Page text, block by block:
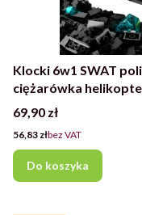
Klocki 6w1 SWAT
ciężarówka
Cena
69,90 zł
Cena
56,83 złbez VAT
Do koszyka